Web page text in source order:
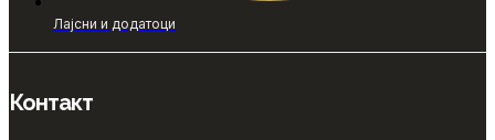
Лајсни и додатоци
Контакт